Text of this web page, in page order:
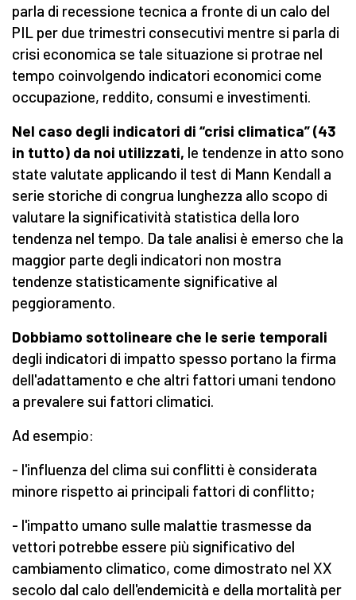
parla di recessione tecnica a fronte di un calo del
PIL per due trimestri consecutivi mentre si parla di
crisi economica se tale situazione si protrae nel
tempo coinvolgendo indicatori economici come
occupazione, reddito, consumi e investimenti.
Nel caso degli indicatori di “crisi climatica” (43
in tutto) da noi utilizzati, le tendenze in atto sono
state valutate applicando il test di Mann Kendall a
serie storiche di congrua lunghezza allo scopo di
valutare la significatività statistica della loro
tendenza nel tempo. Da tale analisi è emerso che la
maggior parte degli indicatori non mostra
tendenze statisticamente significative al
peggioramento.
Dobbiamo sottolineare che le serie temporali
degli indicatori di impatto spesso portano la firma
dell'adattamento e che altri fattori umani tendono
a prevalere sui fattori climatici.
Ad esempio:
- l'influenza del clima sui conflitti è considerata
minore rispetto ai principali fattori di conflitto;
- l'impatto umano sulle malattie trasmesse da
vettori potrebbe essere più significativo del
cambiamento climatico, come dimostrato nel XX
secolo dal calo dell'endemicità e della mortalità per